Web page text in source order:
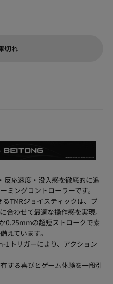
切れ
反応速度・没入感を徹底的に追
ミングコントローラーです。
TMRジョイスティックは、プ
合わせて最適な操作感を実現。
0.25mmの超短ストロークで素
えています。
1トリガーにより、アクション
する喜びとゲーム体験を一段引